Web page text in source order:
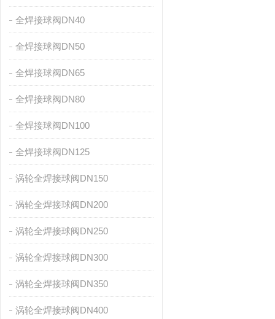
全焊接球阀DN40
全焊接球阀DN50
全焊接球阀DN65
全焊接球阀DN80
全焊接球阀DN100
全焊接球阀DN125
涡轮全焊接球阀DN150
涡轮全焊接球阀DN200
涡轮全焊接球阀DN250
涡轮全焊接球阀DN300
涡轮全焊接球阀DN350
涡轮全焊接球阀DN400